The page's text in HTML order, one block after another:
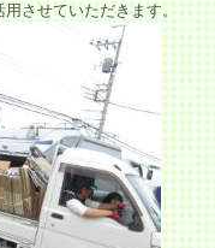
させていただきます。